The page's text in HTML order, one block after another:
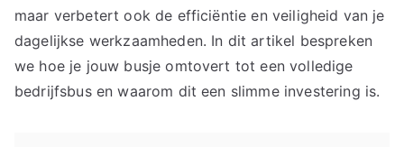
maar verbetert ook de efficiëntie en veiligheid van je
dagelijkse werkzaamheden. In dit artikel bespreken
we hoe je jouw busje omtovert tot een volledige
bedrijfsbus en waarom dit een slimme investering is.